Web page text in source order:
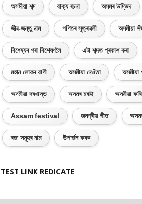
অসমীয়া শব্দ বাক্য ৰচনা অসমৰ উদ্ভিদ
জীৱ-জন্তু নাম গণিতৰ সূত্ৰাৱলী অসমীয়া
বিশেষ্যৰ পৰা বিশেষণলৈ এটা শব্দত প্ৰকাশ কৰা
মহান লোকৰ বাণী অসমীয়া নেওঁতা অসমীয়া
অসমীয়া দৰখাস্ত অসমৰ চৰাই অসমীয়া
Assam festival জনপ্ৰীয় গীত
ৰজা সমূহৰ নাম উপাৰ্জন কৰক
TEST LINK REDICATE